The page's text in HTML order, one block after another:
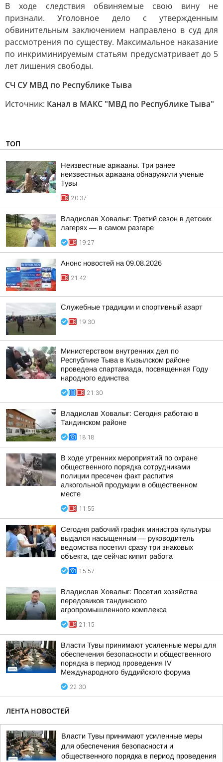
В ходе следствия обвиняемые свою вину не
признали. Уголовное дело с утвержденным
обвинительным заключением направлено в суд для
рассмотрения по существу. Максимальное наказание
по инкриминируемым статьям предусматривает до 5
лет лишения свободы.
СЧ СУ МВД по Республике Тыва
Источник: Канал в МАКС "МВД по Республике Тыва"
ТОП
Неизвестные аржааны. Три ранее
неизвестных аржаана обнаружили ученые
Тувы
20:37
Владислав Ховалыг: Третий сезон в детских
лагерях — в самом разгаре
19:27
Анонс новостей на 09.08.2026
21:42
Служебные традиции и спортивный азарт
19:30
Министерством внутренних дел по
Республике Тыва в Кызылском районе
проведена спартакиада, посвященная Году
народного единства
21:30
Владислав Ховалыг: Сегодня работаю в
Тандинском районе
18:18
В ходе утренних мероприятий по охране
общественного порядка сотрудниками
полиции пресечен факт распития
алкогольной продукции в общественном
месте
11:55
Сегодня рабочий график министра культуры
выдался насыщенным — руководитель
ведомства посетил сразу три знаковых
объекта, где сейчас кипит работа
15:57
Владислав Ховалыг: Посетил хозяйства
передовиков тандинского
агропромышленного комплекса
21:15
Власти Тувы принимают усиленные меры для
обеспечения безопасности и общественного
порядка в период проведения IV
Международного буддийского форума
22:30
ЛЕНТА НОВОСТЕЙ
Власти Тувы принимают усиленные меры
для обеспечения безопасности и
общественного порядка в период проведения